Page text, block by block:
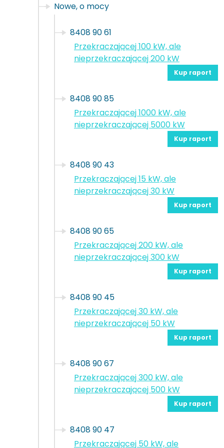
Nowe, o mocy
8408 90 61
Przekraczającej 100 kW, ale
nieprzekraczającej 200 kW
Kup raport
8408 90 85
Przekraczającej 1000 kW, ale
nieprzekraczającej 5000 kW
Kup raport
8408 90 43
Przekraczającej 15 kW, ale
nieprzekraczającej 30 kW
Kup raport
8408 90 65
Przekraczającej 200 kW, ale
nieprzekraczającej 300 kW
Kup raport
8408 90 45
Przekraczającej 30 kW, ale
nieprzekraczającej 50 kW
Kup raport
8408 90 67
Przekraczającej 300 kW, ale
nieprzekraczającej 500 kW
Kup raport
8408 90 47
Przekraczającej 50 kW, ale